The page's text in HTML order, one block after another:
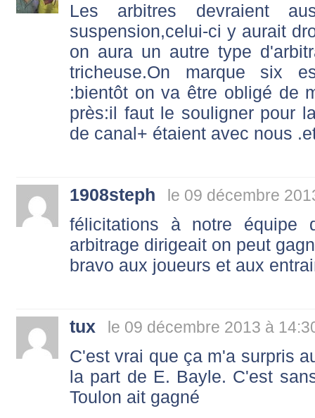
Les arbitres devraient
suspension,celui-ci y aurait
on aura un autre type
tricheuse.On marque six
:bientôt on va être obligé de
près:il faut le souligner pour
de canal+ étaient avec nous
1908steph le 09 décembre
félicitations à notre équipe
arbitrage dirigeait on peut
bravo aux joueurs et aux
tux le 09 décembre 2013 à
C'est vrai que ça m'a surpris
la part de E. Bayle. C'est
Toulon ait gagné